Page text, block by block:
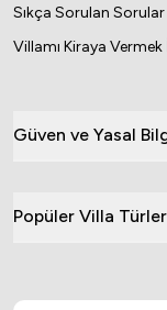
Sıkça Sorulan Sorular
Villamı Kiraya
Güven ve Yasal
Popüler Villa